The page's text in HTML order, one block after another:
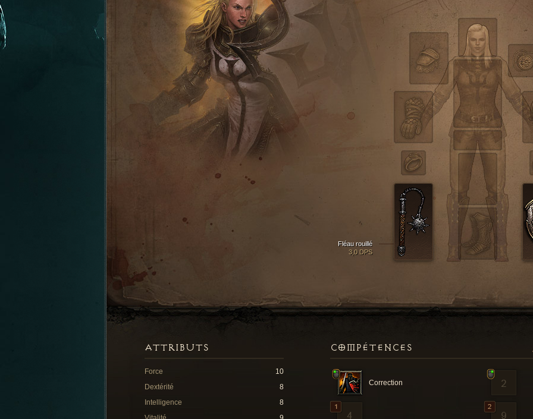
Fléau rouillé
3,0 DPS
COMPÉTENCES
Correction
ATTRIBUTS
Force
10
Dextérité
8
Intelligence
8